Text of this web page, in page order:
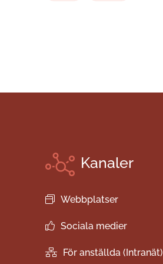
Kanaler
Webbplatser
Sociala medier
För anställda (Intranät)